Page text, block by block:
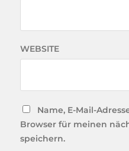
WEBSITE
Name, E-Mail-
Browser für meinen
speichern.